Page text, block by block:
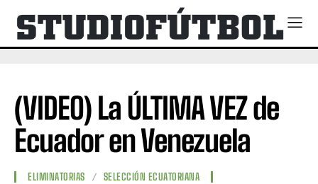
(VIDEO) La ÚLTIMA VEZ de
Ecuador en Venezuela
ELIMINATORIAS SELECCIÓN ECUATORIANA